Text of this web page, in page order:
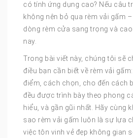
có tính ứng dụng cao? Nếu câu
không nên bỏ qua rèm vải gấm
dòng rèm cửa sang trọng và
nay.
Trong bài viết này, chúng tôi sẽ
điều bạn cần biết về rèm vải
điểm, cách chọn, cho đến cách
đều được trình bày theo phong
hiểu, và gần gũi nhất. Hãy cùng
sao rèm vải gấm luôn là sự lựa
việc tôn vinh vẻ đẹp không gian